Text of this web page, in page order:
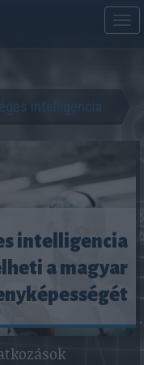
intelligencia
intelligencia
a magyar